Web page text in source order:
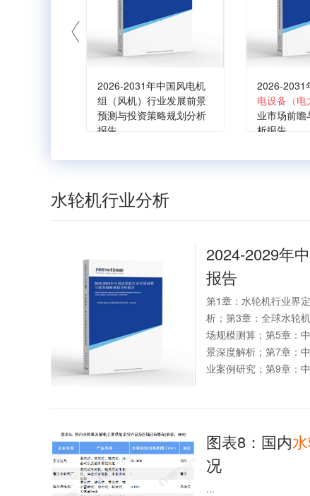
2026-2031年中国风电机
组（风机）行业发展前景
预测与投资策略规划分析
报告
2026-2031
电设备（电
业市场前
析报告
水轮机行业分析
2024-2029年
报告
第1章：水轮机行业界
析；第3章：全球水轮
场规模测算；第5章：
景深度解析；第7章：
业案例研究；第9章：
图表8：国内
况
...